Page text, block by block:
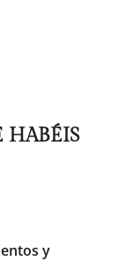
HABÉIS
y